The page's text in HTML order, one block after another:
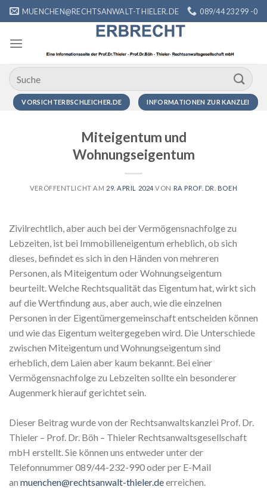
Zum
Inhalt
springen
MUENCHEN@RECHTSANWALT-THIELER.DE 089/44 232 99 -0
VORSICHTERBSCHLEICHER.DE INFORMATIONEN ZUR KANZLEI
Miteigentum und
Wohnungseigentum
VERÖFFENTLICHT AM 29. APRIL 2024 VON RA PROF. DR. BOEH
Zivilrechtlich, aber auch bei der Vermögensnachfolge zu
Lebzeiten, ist bei Immobilieneigentum erheblich, ob sich
dieses, befindet es sich in den Händen von mehreren
Personen, als Miteigentum oder Wohnungseigentum
beurteilt. Welche Rechtsqualität das Eigentum hat, wirkt sich
auf die Wertfindung aus, aber auch, wie die einzelnen
Personen in der Eigentümergemeinschaft entscheiden können
und wie das Eigentum weitergegeben wird. Die Unterschiede
zwischen Miteigentum und Wohnungseigentum sind
erheblich, dem Laien aber kaum bekannt. Bei einer
Vermögensnachfolge zu Lebzeiten sollte ein besonderer
Augenmerk hierauf gerichtet sein.
Dieser Beitrag wurde von der Rechtsanwaltskanzlei Prof. Dr.
Thieler – Prof. Dr. Böh – Thieler Rechtsanwaltsgesellschaft
mbH erstellt. Sie können uns entweder unter der
Telefonnummer 089/44-232-990 oder per E-Mail
an muenchen@rechtsanwalt-thieler.deerreichen.